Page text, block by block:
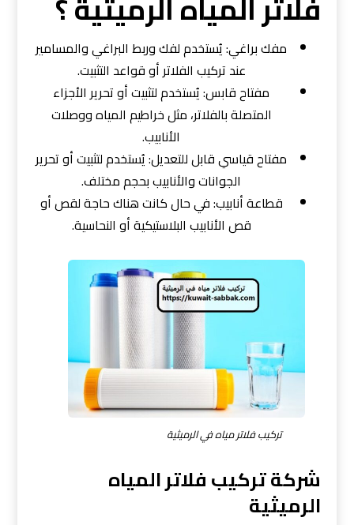
مفك براغي: يُستخدم لفك وربط البراغي والمسامير
عند تركيب الفلاتر أو قواعد التثبيت.
مفتاح قابس: يُستخدم لتثبيت أو تحرير الأجزاء
المتصلة بالفلاتر، مثل خراطيم المياه ووصلات
الأنابيب.
مفتاح قياسي قابل للتعديل: يُستخدم لتثبيت أو تحرير
الجوانات والأنابيب بحجم مختلف.
قطاعة أنابيب: في حال كانت هناك حاجة لقص أو
قص الأنابيب البلاستيكية أو النحاسية.
تركيب فلاتر مياه في الرميثية
شركة تركيب فلاتر المياه
الرميثية